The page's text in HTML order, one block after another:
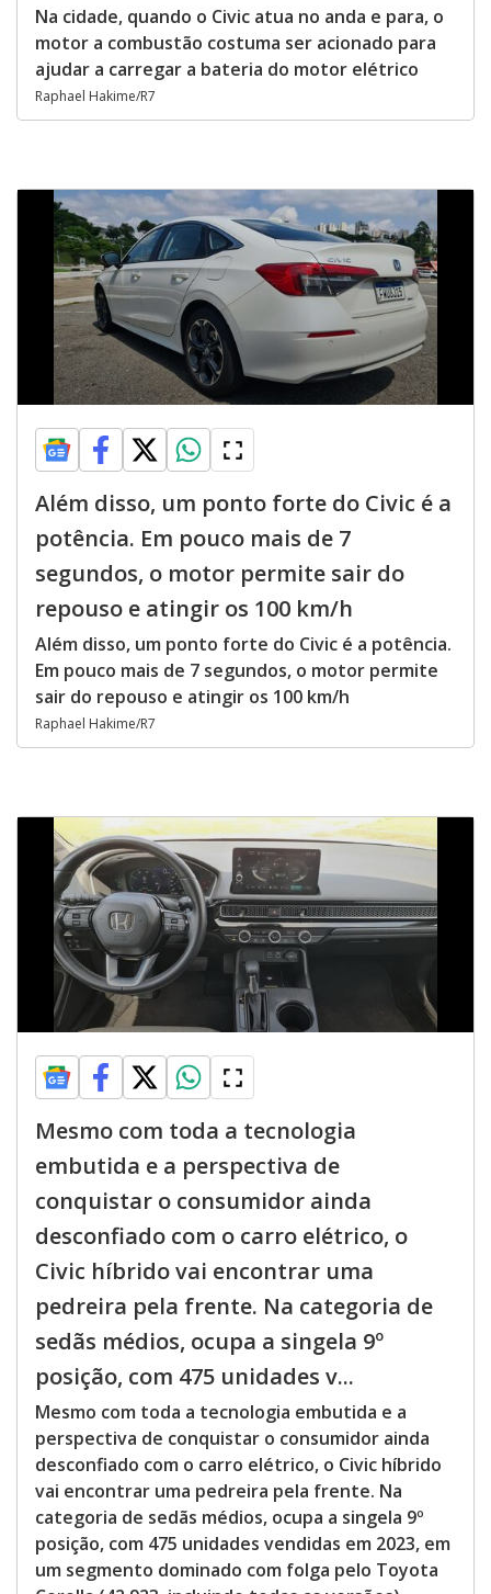
Na cidade, quando o Civic atua no anda e para, o
motor a combustão costuma ser acionado para
ajudar a carregar a bateria do motor elétrico
Raphael Hakime/R7
Além disso, um ponto forte do Civic é a
potência. Em pouco mais de 7
segundos, o motor permite sair do
repouso e atingir os 100 km/h
Além disso, um ponto forte do Civic é a potência.
Em pouco mais de 7 segundos, o motor permite
sair do repouso e atingir os 100 km/h
Raphael Hakime/R7
Mesmo com toda a tecnologia
embutida e a perspectiva de
conquistar o consumidor ainda
desconfiado com o carro elétrico, o
Civic híbrido vai encontrar uma
pedreira pela frente. Na categoria de
sedãs médios, ocupa a singela 9º
posição, com 475 unidades v...
Mesmo com toda a tecnologia embutida e a
perspectiva de conquistar o consumidor ainda
desconfiado com o carro elétrico, o Civic híbrido
vai encontrar uma pedreira pela frente. Na
categoria de sedãs médios, ocupa a singela 9º
posição, com 475 unidades vendidas em 2023, em
um segmento dominado com folga pelo Toyota